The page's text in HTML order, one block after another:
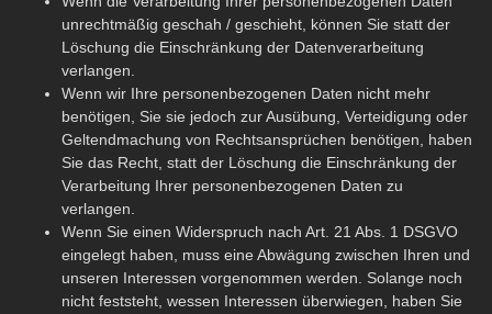
unrechtmäßig geschah / geschieht, können Sie statt der
Löschung die Einschränkung der Datenverarbeitung
verlangen.
Wenn wir Ihre personenbezogenen Daten nicht mehr
benötigen, Sie sie jedoch zur Ausübung, Verteidigung oder
Geltendmachung von Rechtsansprüchen benötigen, haben
Sie das Recht, statt der Löschung die Einschränkung der
Verarbeitung Ihrer personenbezogenen Daten zu
verlangen.
Wenn Sie einen Widerspruch nach Art. 21 Abs. 1 DSGVO
eingelegt haben, muss eine Abwägung zwischen Ihren und
unseren Interessen vorgenommen werden. Solange noch
nicht feststeht, wessen Interessen überwiegen, haben Sie